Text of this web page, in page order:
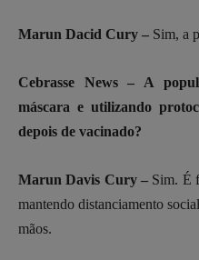
Marun Dacid Cury – Sim, a
Cebrasse News – A
máscara e utilizando
depois de vacinado?
Marun Davis Cury –Sim. É
mantendo distanciamento
mãos.